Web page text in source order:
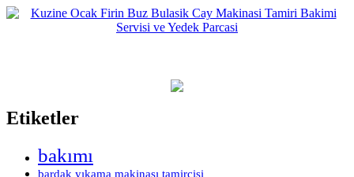
Etiketler
bakımı
bardak yıkama makinası tamircisi